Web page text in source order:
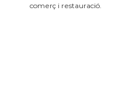
comerç i restauració.